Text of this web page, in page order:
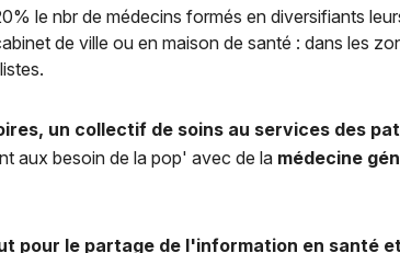
le nbr de médecins formés en diversifiants
de ville ou en maison de santé : dans les
un collectif de soins au services des
aux besoin de la pop' avec de la médecine
pour le partage de l'information en santé